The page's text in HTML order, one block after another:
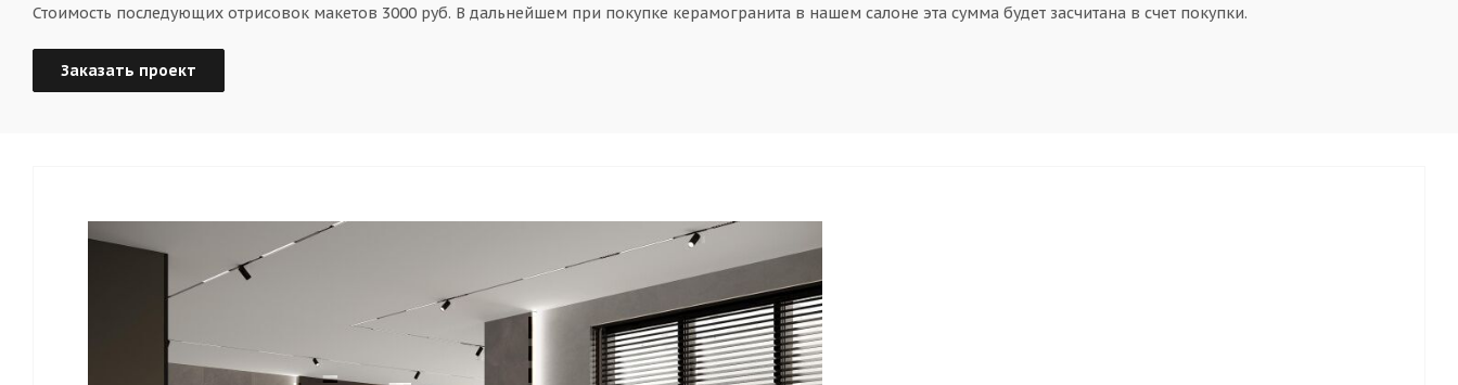
Стоимость последующих отрисовок макетов 3000 руб. В дальнейшем при покупке керамогранита в нашем салоне эта сумма будет засчитана в счет покупки.
Заказать проект